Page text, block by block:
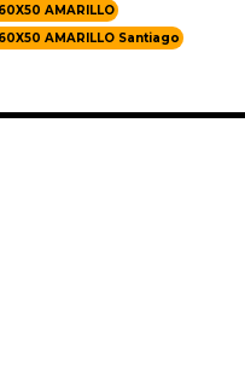
AMARILLO
AMARILLO Santiago